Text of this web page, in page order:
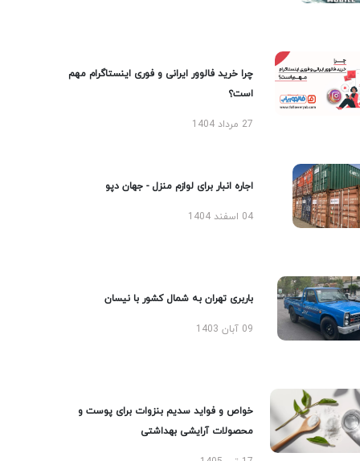
چرا خرید فالوور ایرانی و فوری اینستاگرام مهم
است؟
27 مرداد 1404
اجاره انبار برای لوازم منزل - جهان دپو
04 اسفند 1404
باربری تهران به شمال کشور با نیسان
09 آبان 1403
خواص و فواید سدیم بنزوات برای پوست و
محصولات آرایشی بهداشتی